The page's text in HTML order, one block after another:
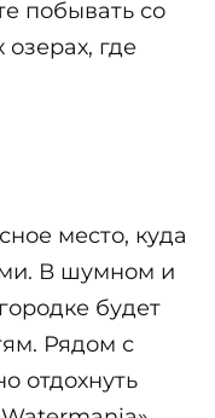
побывать со
где
место, куда
В шумном и
будет
Рядом с
отдохнуть